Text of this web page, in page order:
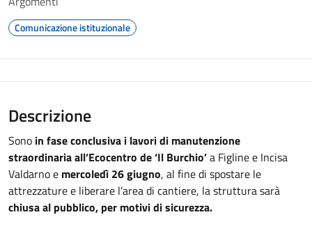
Comunicazione istituzionale
Descrizione
Sono in fase conclusiva i lavori di manutenzione
straordinaria all’Ecocentro de ‘Il Burchio’a Figline e Incisa
Valdarno e mercoledì 26 giugno, al fine di spostare le
attrezzature e liberare l’area di cantiere, la struttura sarà
chiusa al pubblico, per motivi di sicurezza.